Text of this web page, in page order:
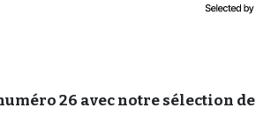
26 avec notre sélection de